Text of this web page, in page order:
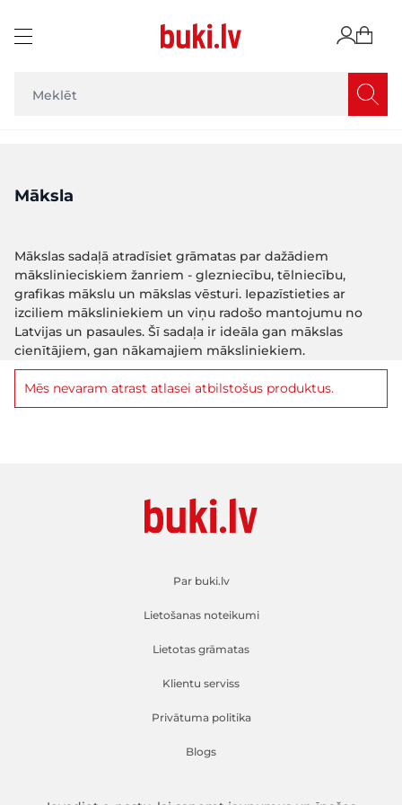
Māksla
Mākslas sadaļā atradīsiet grāmatas par dažādiem
mākslinieciskiem žanriem - glezniecību, tēlniecību,
grafikas mākslu un mākslas vēsturi. Iepazīstieties ar
izciliem māksliniekiem un viņu radošo mantojumu no
Latvijas un pasaules. Šī sadaļa ir ideāla gan mākslas
cienītājiem, gan nākamajiem māksliniekiem.
Mēs nevaram atrast atlasei atbilstošus produktus.
Par buki.lv
Lietošanas noteikumi
Lietotas grāmatas
Klientu serviss
Privātuma politika
Blogs